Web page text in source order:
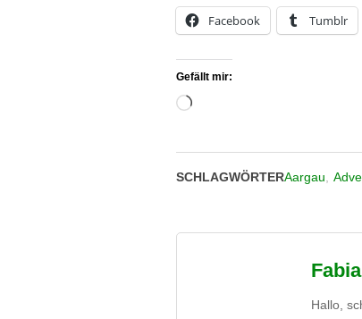
Facebook Tumblr
Gefällt mir:
Wird
SCHLAGWÖRTERAargau
Hallo,